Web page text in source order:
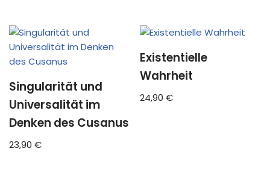
Singularität und
Universalität im
Denken des Cusanus
23,90 €
Existentielle
Wahrheit
24,90€